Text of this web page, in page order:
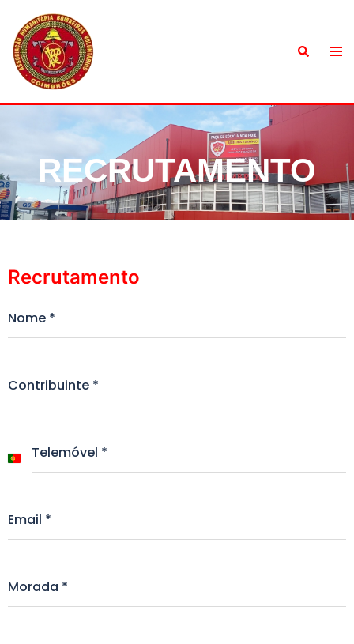
RECRUTAMENTO
Recrutamento
Nome *
Contribuinte *
Telemóvel *
Portugal
Email *
Morada *